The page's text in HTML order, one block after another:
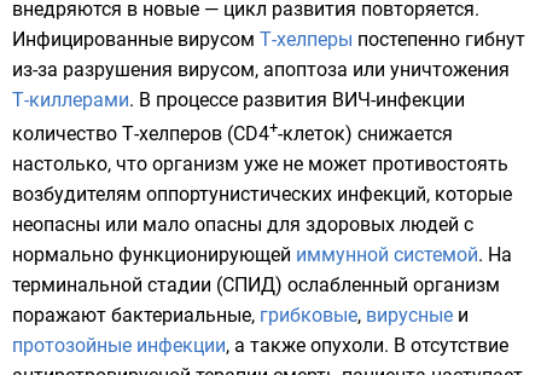
внедряются в новые — цикл развития повторяется.
Инфицированные вирусом Т-хелперы постепенно гибнут
из-за разрушения вирусом, апоптоза или уничтожения
Т-киллерами. В процессе развития ВИЧ-инфекции
количество Т-хелперов (CD4+-клеток) снижается
настолько, что организм уже не может противостоять
возбудителям оппортунистических инфекций, которые
неопасны или мало опасны для здоровых людей с
нормально функционирующей иммунной системой. На
терминальной стадии (СПИД) ослабленный организм
поражают бактериальные, грибковые, вирусные и
протозойные инфекции, а также опухоли. В отсутствие